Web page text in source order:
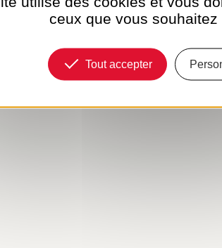
ceux que vous souhaitez
Tout accepter